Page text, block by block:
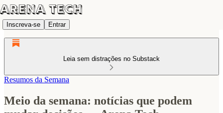
Inscreva-se Entrar
Leia sem distrações no Substack
Resumos da Semana
Meio da semana: notícias que podem